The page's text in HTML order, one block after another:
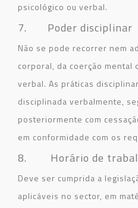
psicológico ou verbal.
7. Poder disciplinar
Não se pode recorrer nem
corporal, da coerção mental
verbal. As práticas
disciplinada verbalmente,
posteriormente com
em conformidade com os
8. Horário de
Deve ser cumprida a
aplicáveis no sector, em